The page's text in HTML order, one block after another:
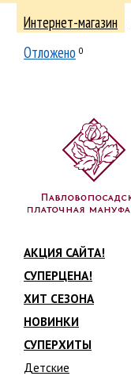
Интернет-магазин
Отложено 0
АКЦИЯ САЙТА!
СУПЕРЦЕНА!
ХИТ СЕЗОНА
НОВИНКИ
СУПЕРХИТЫ
Детские